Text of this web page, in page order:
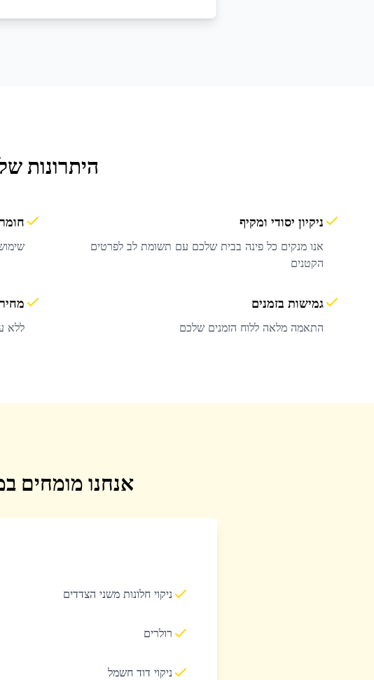
היתרונות
ניקיון יסודי ומקיף
אנו מנקים כל פינה בבית שלכם עם תשומת לב לפרטים
הקטנים
גמישות בזמנים
התאמה מלאה ללוח הזמנים שלכם ללא
אנחנו מומחים
ניקוי חלונות משני הצדדים
רולרים
ניקוי דוד חשמל